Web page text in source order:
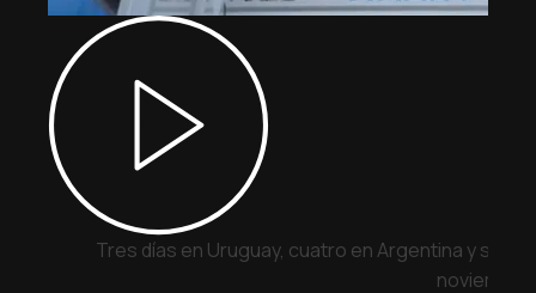
Tres días en Uruguay, cuatro en Argentina y
noviembre